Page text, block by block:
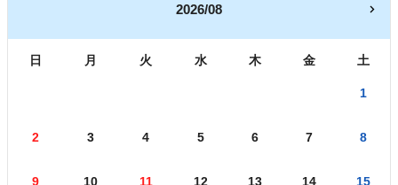
2026/08
日 月 火 水 木 金 土
1
2 3 4 5 6 7 8
9 10 11 12 13 14 15